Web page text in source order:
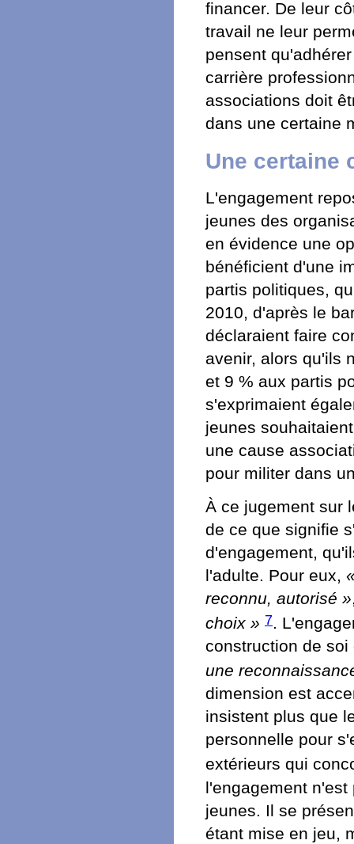
financer. De leur
travail ne leur
pensent
carrière
associations doit
dans une certaine
Une certaine
L'engagement
jeunes des
en évidence une
bénéficient d'une
partis politiques,
2010, d'après le
déclaraient faire
avenir, alors qu'ils
et 9 % aux partis
s'exprimaient
jeunes
une cause
pour militer dans
À ce jugement sur
de ce que signifie
d'engagement,
l'adulte. Pour eux,
reconnu, autorisé »
choix » 7.
construction de
une
dimension est
insistent plus que
personnelle pour
extérieurs qui
l'engagement
jeunes. Il se
étant mise en jeu,